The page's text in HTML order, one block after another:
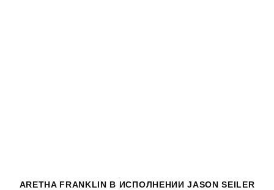
ARETHA FRANKLIN В ИСПОЛНЕНИИ JASON SEILER